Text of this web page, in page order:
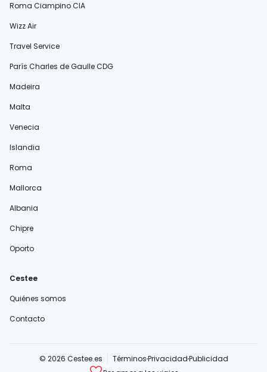
Roma Ciampino CIA
Wizz Air
Travel Service
París Charles de Gaulle CDG
Madeira
Malta
Venecia
Islandia
Roma
Mallorca
Albania
Chipre
Oporto
Cestee
Quiénes somos
Contacto
© 2026 Cestee.es TérminosPrivacidadPublicidad